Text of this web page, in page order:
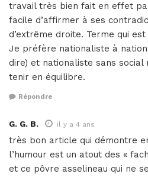
travail très bien fait en effet
facile d’affirmer à ses
d’extrême droite. Terme qui
Je préfère nationaliste à
dire) et nationaliste sans
tenir en équilibre.
Répondre
G. G. B. il y a 4 ans
très bon article qui démontre
l’humour est un atout des «
et ce pôvre asselineau qui ne